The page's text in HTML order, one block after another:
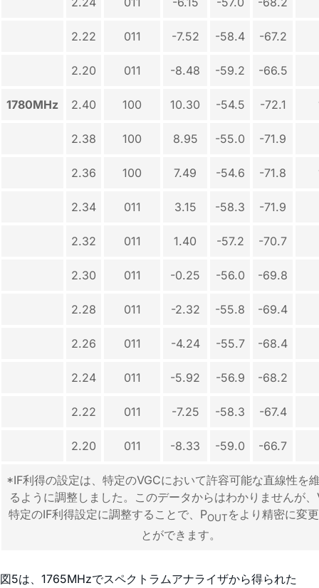
2.22 011 -7.52 -58.4 -67.2
2.20 011 -8.48 -59.2 -66.5
1780MHz 2.40 100 10.30 -54.5 -72.1
2.38 100 8.95 -55.0 -71.9
2.36 100 7.49 -54.6 -71.8
2.34 011 3.15 -58.3 -71.9
2.32 011 1.40 -57.2 -70.7
2.30 011 -0.25 -56.0 -69.8
2.28 011 -2.32 -55.8 -69.4
2.26 011 -4.24 -55.7 -68.4
2.24 011 -5.92 -56.9 -68.2
2.22 011 -7.25 -58.3 -67.4
2.20 011 -8.33 -59.0 -66.7
*IF利得の設定は、特定のVGCにおいて許容可能な直線性を
るように調整しました。このデータからはわかりませんが
特定のIF利得設定に調整することで、POUTをより精密に変
とができます。
図5は、1765MHzでスペクトラムアナライザから得られた